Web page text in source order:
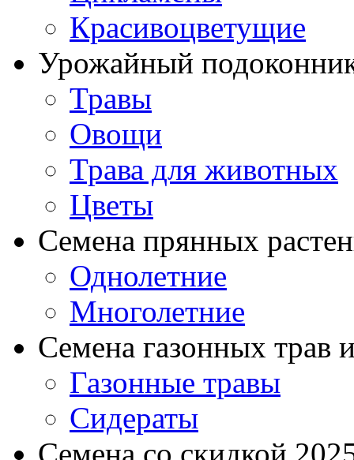
Красивоцветущие
Урожайный
Травы
Овощи
Трава для животных
Цветы
Семена прянных
Однолетние
Многолетние
Семена газонных трав
Газонные травы
Сидераты